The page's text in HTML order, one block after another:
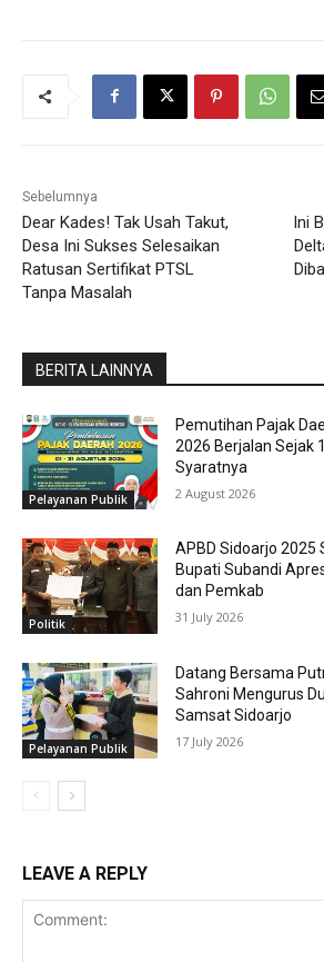
Sebelumnya
Dear Kades! Tak Usah Takut,
Desa Ini Sukses Selesaikan
Ratusan Sertifikat PTSL
Tanpa Masalah
Ini
BERITA LAINNYA
Pelayanan Publik
Pemutihan Pajak
2026 Berjalan Sejak
Syaratnya
2 August 2026
Politik
APBD Sidoarjo 2025
Bupati Subandi
dan Pemkab
31 July 2026
Pelayanan Publik
Datang Bersama
Sahroni Mengurus
Samsat Sidoarjo
17 July 2026
LEAVE A REPLY